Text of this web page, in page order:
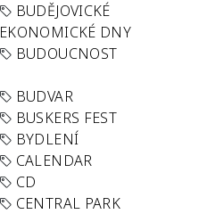
BUDĚJOVICKÉ
EKONOMICKÉ DNY
BUDOUCNOST
BUDVAR
BUSKERS FEST
BYDLENÍ
CALENDAR
CD
CENTRAL PARK